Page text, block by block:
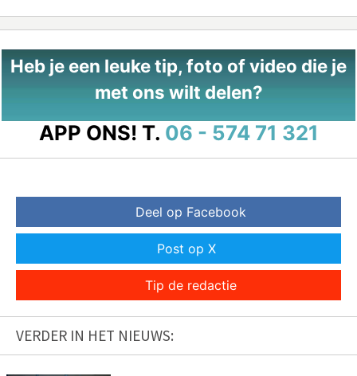
Heb je een leuke tip, foto of video die je
met ons wilt delen?
APP ONS! T. 06 - 574 71 321
Deel op Facebook
Post op X
Tip de redactie
VERDER IN HET NIEUWS: